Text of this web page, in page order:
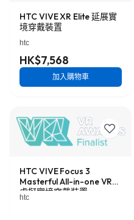
HTC VIVE XR Elite 延展實
境穿戴裝置
htc
HK$7,568
加入購物車
HTC VIVE Focus 3
Masterful All-in-one VR
虛擬實境穿戴裝置
htc